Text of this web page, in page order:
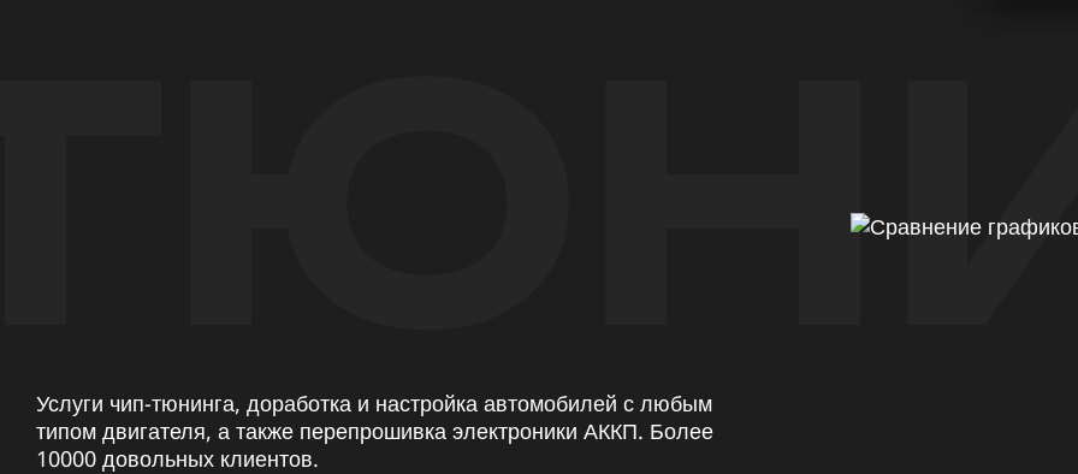
Услуги чип-тюнинга, доработка и настройка автомобилей с любым
типом двигателя, а также перепрошивка электроники АККП. Более
10000 довольных клиентов.